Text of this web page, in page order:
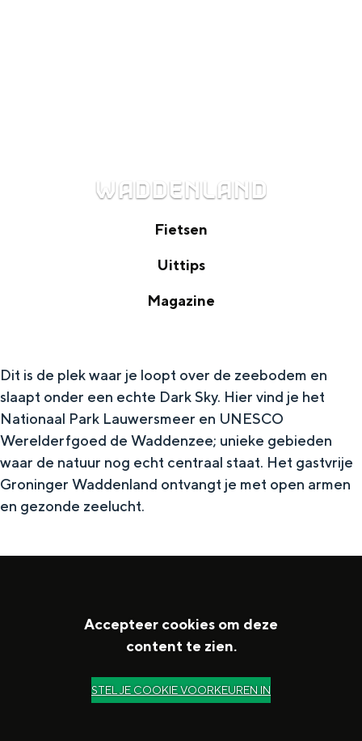
WADDENLAND
Fietsen
n
Uittips
t
p
s
Magazine
g
a
i
n
e
Dit is de plek waar je loopt over de zeebodem en
slaapt onder een echte Dark Sky. Hier vind je het
Nationaal Park Lauwersmeer en UNESCO
Werelderfgoed de Waddenzee; unieke gebieden
waar de natuur nog echt centraal staat. Het gastvrije
Groninger Waddenland ontvangt je met open armen
en gezonde zeelucht.
Accepteer cookies om deze
content te zien.
STEL JE COOKIE VOORKEUREN IN